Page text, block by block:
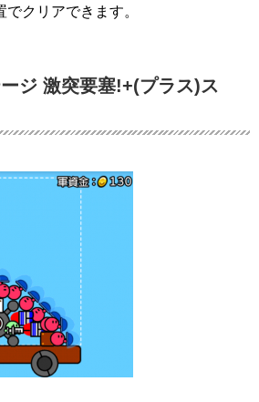
クリアできます。
ジ 激突要塞!+(プラス)ス